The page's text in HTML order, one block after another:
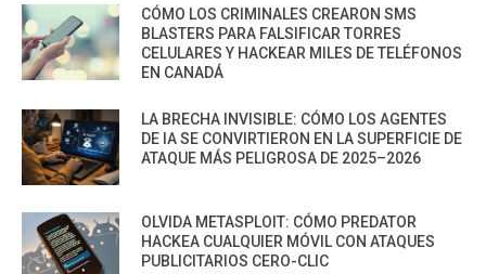
CÓMO LOS CRIMINALES CREARON SMS
BLASTERS PARA FALSIFICAR TORRES
CELULARES Y HACKEAR MILES DE TELÉFONOS
EN CANADÁ
LA BRECHA INVISIBLE: CÓMO LOS AGENTES
DE IA SE CONVIRTIERON EN LA SUPERFICIE DE
ATAQUE MÁS PELIGROSA DE 2025–2026
OLVIDA METASPLOIT: CÓMO PREDATOR
HACKEA CUALQUIER MÓVIL CON ATAQUES
PUBLICITARIOS CERO-CLIC